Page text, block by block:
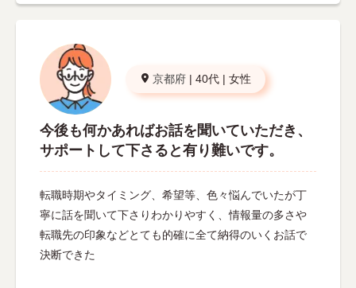
京都府 | 40代 | 女性
今後も何かあればお話を聞いていただき、
サポートして下さると有り難いです。
転職時期やタイミング、希望等、色々悩んでいたが丁
寧に話を聞いて下さりわかりやすく、情報量の多さや
転職先の印象などとても的確に全て納得のいくお話で
決断できた